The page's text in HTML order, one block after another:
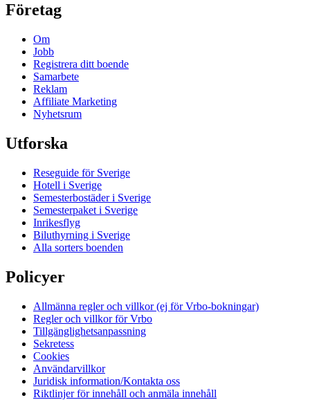
Företag
Om
Jobb
Registrera ditt boende
Samarbete
Reklam
Affiliate Marketing
Nyhetsrum
Utforska
Reseguide för Sverige
Hotell i Sverige
Semesterbostäder i Sverige
Semesterpaket i Sverige
Inrikesflyg
Biluthyrning i Sverige
Alla sorters boenden
Policyer
Allmänna regler och villkor (ej för Vrbo-bokningar)
Regler och villkor för Vrbo
Tillgänglighetsanpassning
Sekretess
Cookies
Användarvillkor
Juridisk information/Kontakta oss
Riktlinjer för innehåll och anmäla innehåll